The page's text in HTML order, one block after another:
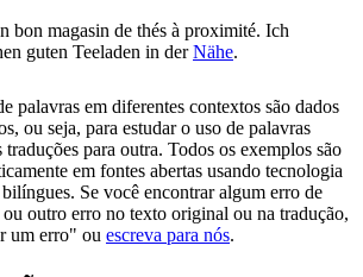
bon magasin de thés à proximité. Ich
guten Teeladen in derNähe.
palavras em diferentes contextos são dados
ou seja, para estudar o uso de palavras
traduções para outra. Todos os exemplos são
em fontes abertas usando tecnologia
Se você encontrar algum erro de
outro erro no texto original ou na tradução,
um erro" ou escreva para nós.